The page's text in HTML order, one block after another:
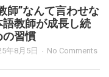
師”なんて言わせな
語教師が成長し続
の習慣
年8月5日 No Comments